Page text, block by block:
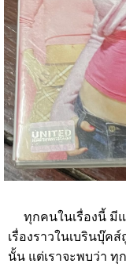
ทุกคนในเรื่องนี้ มีแ
เรื่องราวในเบรินบุ๊คส์
นั้น แต่เราจะพบว่า